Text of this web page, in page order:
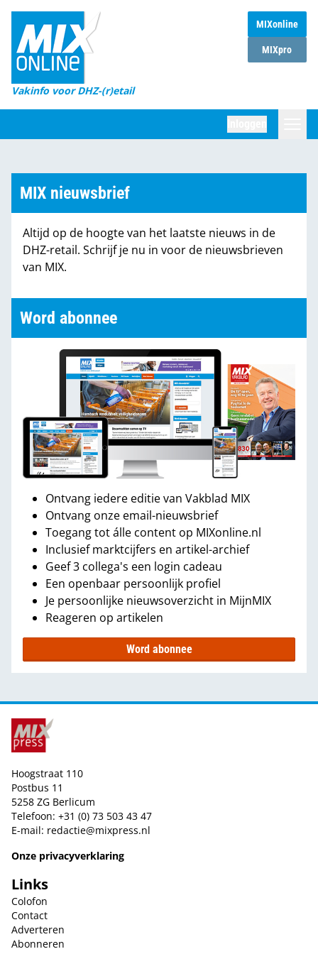
MIXonline
MIXpro
Vakinfo voor DHZ-(r)etail
Home
Magazines
DHZ Sessie
Marktcijfers
Partners
MIX nieuwsbrief
Altijd op de hoogte van het laatste nieuws in de
DHZ-retail. Schrijf je nu in voor de nieuwsbrieven
van MIX.
Word abonnee
Ontvang iedere editie van Vakblad MIX
Ontvang onze email-nieuwsbrief
Toegang tot álle content op MIXonline.nl
Inclusief marktcijfers en artikel-archief
Geef 3 collega's een login cadeau
Een openbaar persoonlijk profiel
Je persoonlijke nieuwsoverzicht in MijnMIX
Reageren op artikelen
Word abonnee
Hoogstraat 110
Postbus 11
5258 ZG Berlicum
Telefoon: +31 (0) 73 503 43 47
E-mail: redactie@mixpress.nl
Onze privacyverklaring
Links
Colofon
Contact
Adverteren
Abonneren